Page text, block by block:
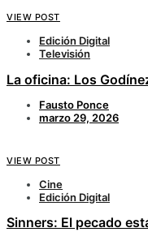
VIEW POST
Edición Digital
Televisión
La oficina: Los
Fausto Ponce
marzo 29, 2026
VIEW POST
Cine
Edición Digital
Sinners: El pecado